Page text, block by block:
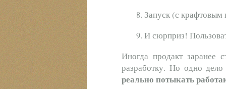
Запуск (с
И сюрприз!
Иногда продакт заранее
разработку. Но одно
реально потыкать